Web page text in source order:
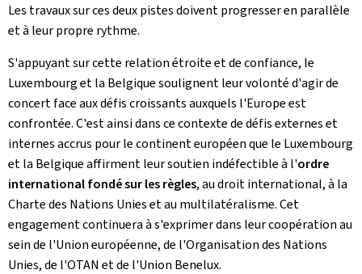
Les travaux sur ces deux pistes doivent progresser en parallèle
et à leur propre rythme.
S'appuyant sur cette relation étroite et de confiance, le
Luxembourg et la Belgique soulignent leur volonté d'agir de
concert face aux défis croissants auxquels l'Europe est
confrontée. C'est ainsi dans ce contexte de défis externes et
internes accrus pour le continent européen que le Luxembourg
et la Belgique affirment leur soutien indéfectible à l'ordre
international fondé sur les règles, au droit international, à la
Charte des Nations Unies et au multilatéralisme. Cet
engagement continuera à s'exprimer dans leur coopération au
sein de l'Union européenne, de l'Organisation des Nations
Unies, de l'OTAN et de l'Union Benelux.